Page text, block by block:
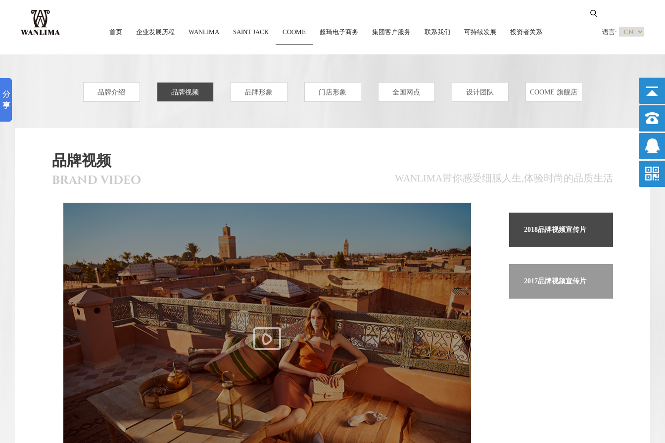
首页 企业发展历程 WANLIMA SAINT JACK COOME 超琦电子商务 集团客户服务 联系我们 可持续发展 投资者关系 语言:
品牌介绍 品牌视频 品牌形象 门店形象 全国网点 设计团队 COOME 旗舰店
品牌视频
BRAND VIDEO WANLIMA带你感受细腻人生,体验时尚的品质生活
2018品牌视频宣传片
2017品牌视频宣传片